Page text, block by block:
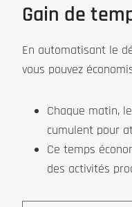
Gain de
En automatisant le
vous pouvez
Chaque matin,
cumulent pour
Ce temps
des activités